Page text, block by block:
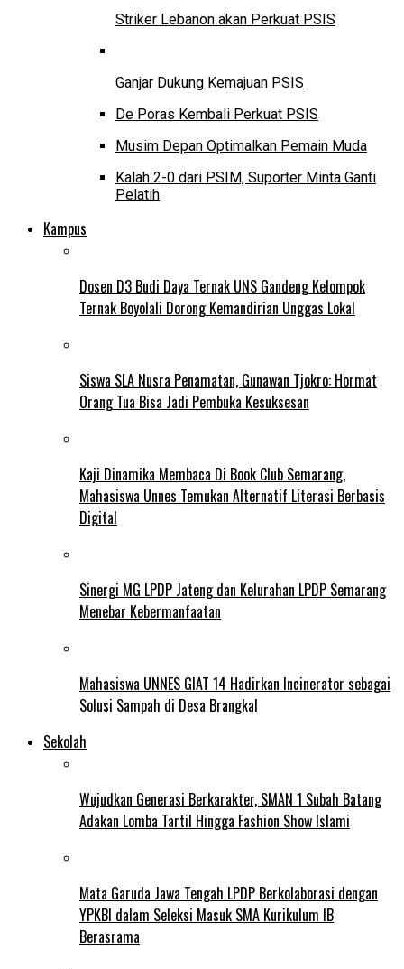
Striker Lebanon akan Perkuat PSIS
Ganjar Dukung Kemajuan PSIS
De Poras Kembali Perkuat PSIS
Musim Depan Optimalkan Pemain Muda
Kalah 2-0 dari PSIM, Suporter Minta Ganti
Pelatih
Kampus
Dosen D3 Budi Daya Ternak UNS Gandeng Kelompok
Ternak Boyolali Dorong Kemandirian Unggas Lokal
Siswa SLA Nusra Penamatan, Gunawan Tjokro: Hormat
Orang Tua Bisa Jadi Pembuka Kesuksesan
Kaji Dinamika Membaca Di Book Club Semarang,
Mahasiswa Unnes Temukan Alternatif Literasi Berbasis
Digital
Sinergi MG LPDP Jateng dan Kelurahan LPDP Semarang
Menebar Kebermanfaatan
Mahasiswa UNNES GIAT 14 Hadirkan Incinerator sebagai
Solusi Sampah di Desa Brangkal
Sekolah
Wujudkan Generasi Berkarakter, SMAN 1 Subah Batang
Adakan Lomba Tartil Hingga Fashion Show Islami
Mata Garuda Jawa Tengah LPDP Berkolaborasi dengan
YPKBI dalam Seleksi Masuk SMA Kurikulum IB
Berasrama